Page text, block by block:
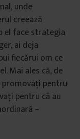
unde
creează
el face strategia
ai deja
fiecărui om ce
Mai ales că, de
pentru
pentru că au
–